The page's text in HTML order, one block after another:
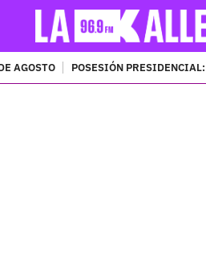
AGOSTO POSESIÓN